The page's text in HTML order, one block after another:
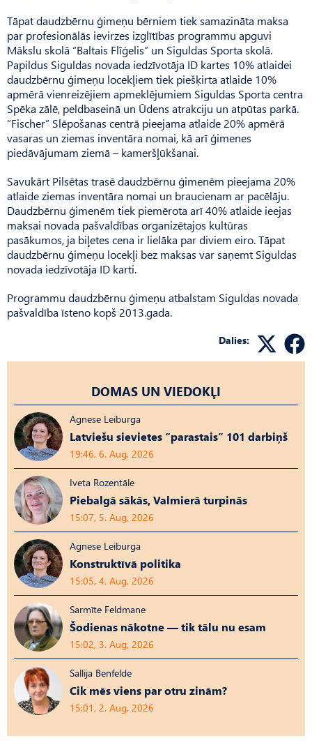
Tāpat daudzbērnu ģimeņu bērniem tiek samazināta maksa
par profesionālās ievirzes izglītības programmu apguvi
Mākslu skolā “Baltais Flīģelis” un Siguldas Sporta skolā.
Papildus Siguldas novada iedzīvotāja ID kartes 10% atlaidei
daudzbērnu ģimeņu locekļiem tiek piešķirta atlaide 10%
apmērā vienreizējiem apmeklējumiem Siguldas Sporta centra
Spēka zālē, peldbaseinā un Ūdens atrakciju un atpūtas parkā.
“Fischer” Slēpošanas centrā pieejama atlaide 20% apmērā
vasaras un ziemas inventāra nomai, kā arī ģimenes
piedāvājumam ziemā – kameršļūkšanai.
Savukārt Pilsētas trasē daudzbērnu ģimenēm pieejama 20%
atlaide ziemas inventāra nomai un braucienam ar pacēlāju.
Daudzbērnu ģimenēm tiek piemērota arī 40% atlaide ieejas
maksai novada pašvaldības organizētajos kultūras
pasākumos, ja biļetes cena ir lielāka par diviem eiro. Tāpat
daudzbērnu ģimeņu locekļi bez maksas var saņemt Siguldas
novada iedzīvotāja ID karti.
Programmu daudzbērnu ģimeņu atbalstam Siguldas novada
pašvaldība īsteno kopš 2013.gada.
Dalies:
DOMAS UN VIEDOKĻI
Agnese Leiburga
Latviešu sievietes “parastais” 101 darbiņš
19:46, 6. Aug, 2026
Iveta Rozentāle
Piebalgā sākās, Valmierā turpinās
15:07, 5. Aug, 2026
Agnese Leiburga
Konstruktīvā politika
15:05, 4. Aug, 2026
Sarmīte Feldmane
Šodienas nākotne — tik tālu nu esam
15:02, 3. Aug, 2026
Sallija Benfelde
Cik mēs viens par otru zinām?
15:01, 2. Aug, 2026